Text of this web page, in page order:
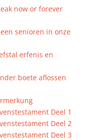
now or forever
senioren in onze
erfenis en
boete aflossen
Deel 1
Deel 2
Deel 3